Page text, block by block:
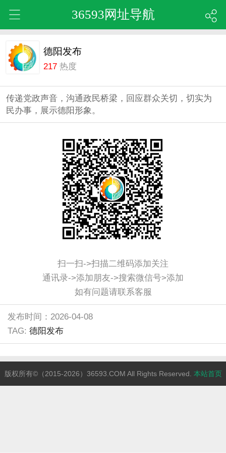
36593网址导航
德阳发布
217 热度
传递党政声音，沟通政民桥梁，回应群众关切，切实为
民办事，展示德阳形象。
扫一扫->扫描二维码添加关注
通讯录->添加朋友->搜索微信号>添加
如有问题请联系客服
发布时间：2026-04-08
TAG: 德阳发布
版权所有©（2015-2026）36593.COM All Rights Reserved. 本站首页